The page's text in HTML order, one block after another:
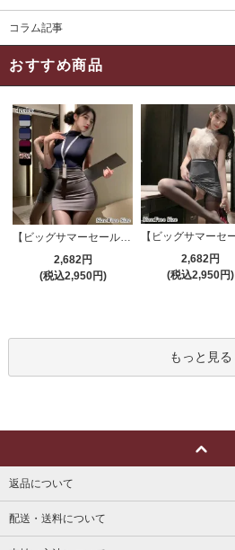
コラム記事
おすすめ商品
【ビッグサマーセール対象品】セクシーコスプレ(SEXYCOSPLAY) 4421
2,682円
(税込2,950円)
2,682円
(税込2,950円)
もっと見る
返品について
配送・送料について